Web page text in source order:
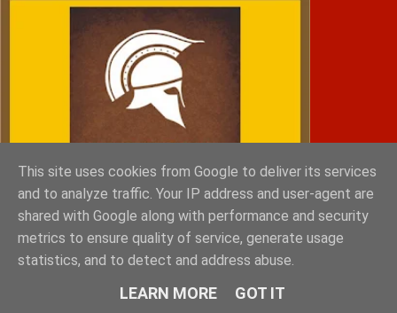
This site uses cookies from Google to deliver its services
and to analyze traffic. Your IP address and user-agent are
shared with Google along with performance and security
metrics to ensure quality of service, generate usage
statistics, and to detect and address abuse.
LEARN MORE GOT IT